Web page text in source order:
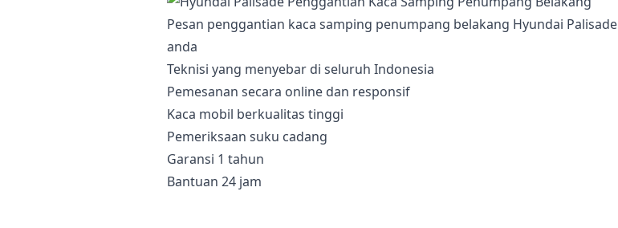
Pesan penggantian kaca samping penumpang belakang Hyundai Palisade
anda
Teknisi yang menyebar di seluruh Indonesia
Pemesanan secara online dan responsif
Kaca mobil berkualitas tinggi
Pemeriksaan suku cadang
Garansi 1 tahun
Bantuan 24 jam